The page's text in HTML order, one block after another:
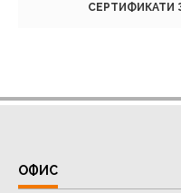
СЕРТИФИКАТИ
ОФИС